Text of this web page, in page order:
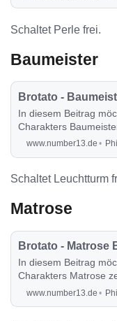
Schaltet Perle frei.
Baumeister
Brotato -
In diesem Beitrag
Charakters
Runde auch sehr
www.number13.de
Schaltet Leuchtturm
Matrose
Brotato - Matrose
In diesem Beitrag
Charakters Matrose
Runde auch sehr
www.number13.de